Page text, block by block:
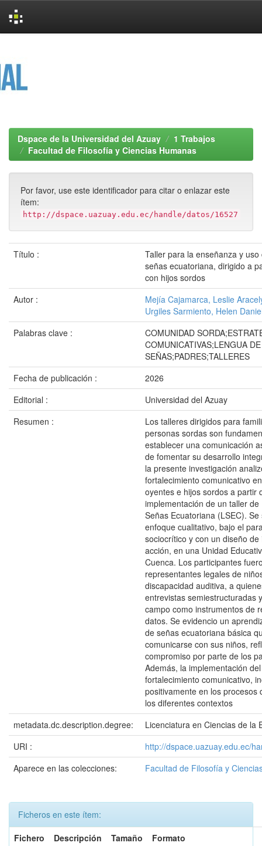
Dspace de la Universidad del Azuay
1 Trabajos
Facultad de Filosofía y Ciencias Humanas
Por favor, use este identificador para citar o enlazar este
ítem:
http://dspace.uazuay.edu.ec/handle/datos/16527
Título :
Taller para la enseñanza y
señas ecuatoriana, dirigido a
con hijos sordos
Autor :
Mejía Cajamarca, Leslie
Urgiles Sarmiento, Helen
Palabras clave :
COMUNIDAD
COMUNICATIVAS;LENGUA DE
SEÑAS;PADRES;TALLERES
Fecha de publicación :
2026
Editorial :
Universidad del Azuay
Resumen :
Los talleres dirigidos para
personas sordas son
establecer una comunicación
de fomentar su desarrollo
la presente investigación
fortalecimiento comunicativo
oyentes e hijos sordos a partir
implementación de un taller
Señas Ecuatoriana (LSEC).
enfoque cualitativo, bajo el
sociocrítico y con un diseño de
acción, en una Unidad
Cuenca. Los participantes
representantes legales de
discapacidad auditiva, a
entrevistas semiestructuradas
campo como instrumentos de
datos. Se evidencio un
de señas ecuatoriana básica
comunicarse con sus niños,
compromiso por parte de los
Además, la implementación
fortalecimiento comunicativo,
positivamente en los procesos
los diferentes contextos
metadata.dc.description.degree:
Licenciatura en Ciencias de la
URI :
http://dspace.uazuay.edu.ec/
Aparece en las colecciones:
Facultad de Filosofía y
Ficheros en este ítem:
Fichero
Descripción Tamaño
Formato